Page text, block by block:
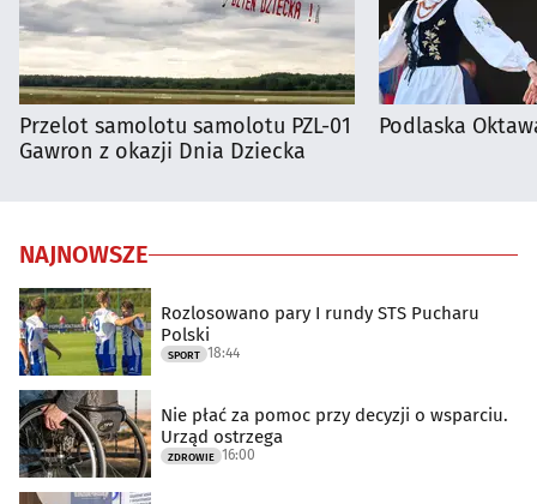
Przelot samolotu samolotu PZL-01
Gawron z okazji Dnia Dziecka
Podlaska
NAJNOWSZE
Rozlosowano pary I rundy STS Pucharu
Polski
SPORT 18:44
Nie płać za pomoc przy decyzji o wsparciu.
Urząd ostrzega
ZDROWIE 16:00